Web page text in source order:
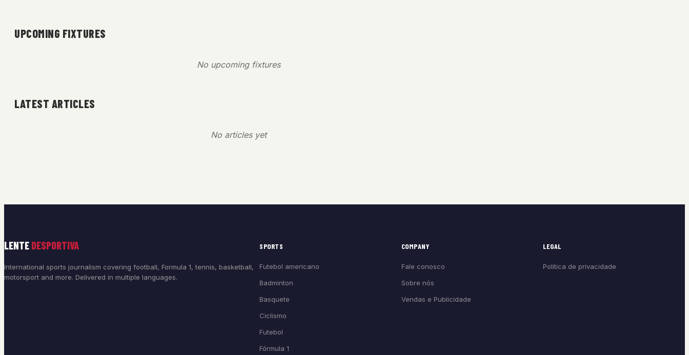
UPCOMING FIXTURES
No upcoming fixtures
LATEST ARTICLES
No articles yet
LENTE DESPORTIVA
International sports journalism covering football, Formula 1, tennis, basketball,
motorsport and more. Delivered in multiple languages.
SPORTS
Futebol americano
Badminton
Basquete
Ciclismo
Futebol
Fórmula 1
COMPANY
Fale conosco
Sobre nós
Vendas e Publicidade
LEGAL
Política de privacidade